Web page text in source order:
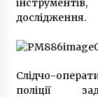
дослідження.
Слідчо-
поліції